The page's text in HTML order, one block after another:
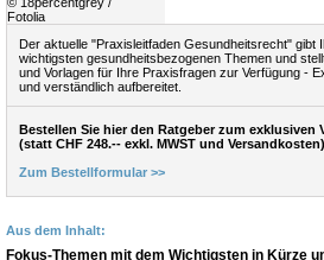
Fotolia
Der aktuelle "Praxisleitfaden Gesundheitsrecht" gibt
wichtigsten gesundheitsbezogenen Themen und
und Vorlagen für Ihre Praxisfragen zur Verfügung -
und verständlich aufbereitet.
Bestellen Sie hier den Ratgeber zum exklusiven
(statt CHF 248.-- exkl. MWST und Versandkosten)
Zum Bestellformular >>
Aus dem Inhalt:
Fokus-Themen mit dem Wichtigsten in Kürze